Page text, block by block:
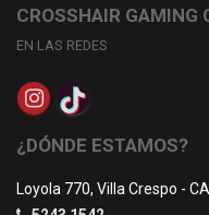
CROSSHAIR GAMING
EN LAS REDES
¿DÓNDE ESTAMOS?
Loyola 770, Villa Crespo -